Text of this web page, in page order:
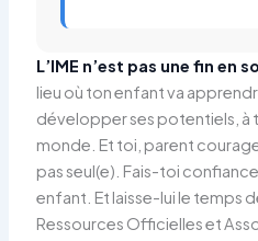
L’IME n’est pas une fin en
lieu où ton enfant va
développer ses potentiels, à
monde. Et toi, parent
pas seul(e). Fais-toi
enfant. Et laisse-lui le temps
Ressources Officielles et